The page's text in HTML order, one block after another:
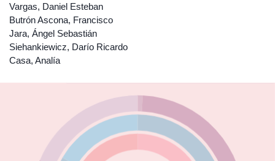
Vargas, Daniel Esteban
Butrón Ascona, Francisco
Jara, Ángel Sebastián
Siehankiewicz, Darío Ricardo
Casa, Analía